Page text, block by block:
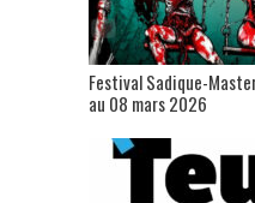
Festival Sadique-
au 08 mars 2026